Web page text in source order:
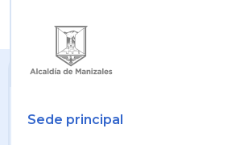
Sede principal